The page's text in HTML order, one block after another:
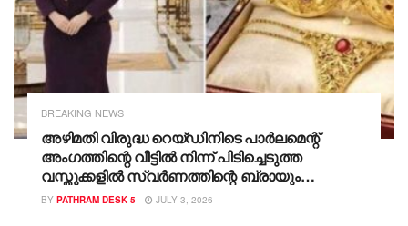
BREAKING NEWS
അഴിമതി വിരുദ്ധ റെയ്ഡിനിടെ പാർലമെന്റ്
അംഗത്തിന്റെ വീട്ടിൽ നിന്ന് പിടിച്ചെടുത്ത
വസ്തുക്കളിൽ സ്വർണത്തിന്റെ ബ്രായും
പാന്റീസും വരെ!! അപ്രതീക്ഷിത റെയ്ഡിൽ
BY PATHRAM DESK 5 JULY 3, 2026